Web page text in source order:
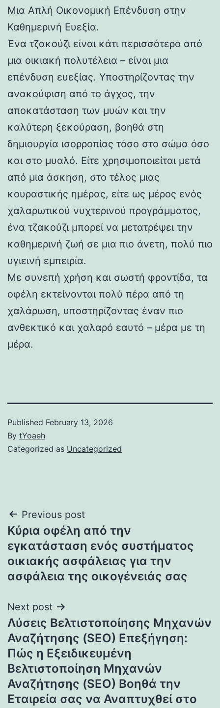
Μια Απλή Οικονομική Επένδυση στην
Καθημερινή Ευεξία.
Ένα τζακούζι είναι κάτι περισσότερο από
μια οικιακή πολυτέλεια – είναι μια
επένδυση ευεξίας. Υποστηρίζοντας την
ανακούφιση από το άγχος, την
αποκατάσταση των μυών και την
καλύτερη ξεκούραση, βοηθά στη
δημιουργία ισορροπίας τόσο στο σώμα όσο
και στο μυαλό. Είτε χρησιμοποιείται μετά
από μια άσκηση, στο τέλος μιας
κουραστικής ημέρας, είτε ως μέρος ενός
χαλαρωτικού νυχτερινού προγράμματος,
ένα τζακούζι μπορεί να μετατρέψει την
καθημερινή ζωή σε μια πιο άνετη, πολύ πιο
υγιεινή εμπειρία.
Με συνεπή χρήση και σωστή φροντίδα, τα
οφέλη εκτείνονται πολύ πέρα ​​από τη
χαλάρωση, υποστηρίζοντας έναν πιο
ανθεκτικό και χαλαρό εαυτό – μέρα με τη
μέρα.
Published February 13, 2026
By tYoaeh
Categorized as Uncategorized
Post
navigation
Previous post
Κύρια οφέλη από την
εγκατάσταση ενός συστήματος
οικιακής ασφάλειας για την
ασφάλεια της οικογένειάς σας
Next post
Λύσεις Βελτιστοποίησης Μηχανών
Αναζήτησης (SEO) Επεξήγηση:
Πώς η Εξειδικευμένη
Βελτιστοποίηση Μηχανών
Αναζήτησης (SEO) Βοηθά την
Εταιρεία σας να Αναπτυχθεί στο